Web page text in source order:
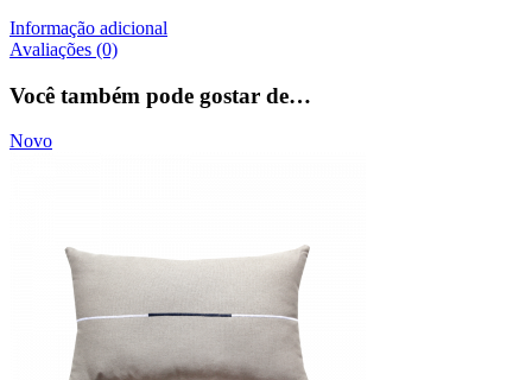
Informação adicional
Avaliações (0)
Você também pode gostar de…
Novo